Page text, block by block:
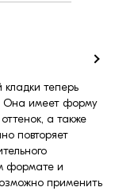
теперь
Она имеет форму
а также
повторяет
формате и
применить